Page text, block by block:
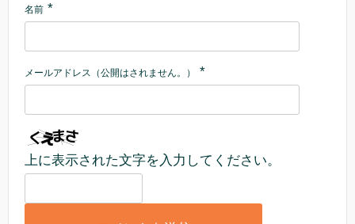
名前 *
メールアドレス（公開はされません。） *
上に表示された文字を入力してください。